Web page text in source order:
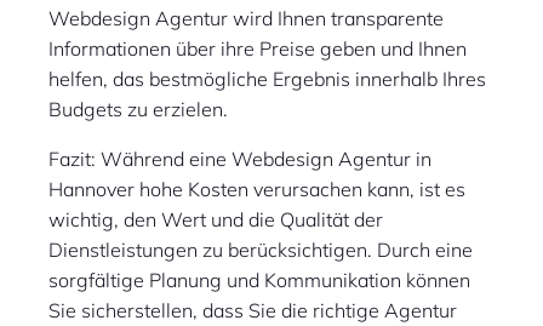
Webdesign Agentur wird Ihnen transparente
Informationen über ihre Preise geben und Ihnen
helfen, das bestmögliche Ergebnis innerhalb Ihres
Budgets zu erzielen.
Fazit: Während eine Webdesign Agentur in
Hannover hohe Kosten verursachen kann, ist es
wichtig, den Wert und die Qualität der
Dienstleistungen zu berücksichtigen. Durch eine
sorgfältige Planung und Kommunikation können
Sie sicherstellen, dass Sie die richtige Agentur